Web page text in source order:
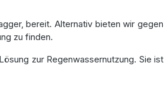
bereit. Alternativ bieten wir gegen
zu finden.
zur Regenwassernutzung. Sie ist